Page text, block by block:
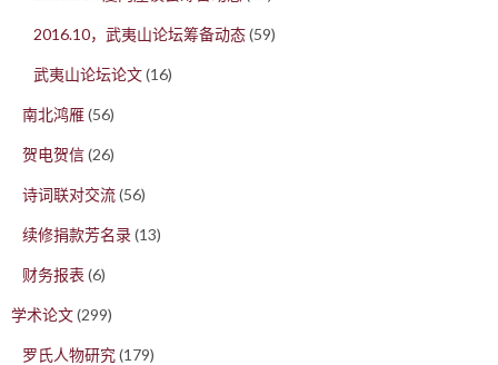
2016.10，武夷山论坛筹备动态(59)
武夷山论坛论文(16)
南北鸿雁(56)
贺电贺信(26)
诗词联对交流(56)
续修捐款芳名录(13)
财务报表 (6)
学术论文(299)
罗氏人物研究(179)